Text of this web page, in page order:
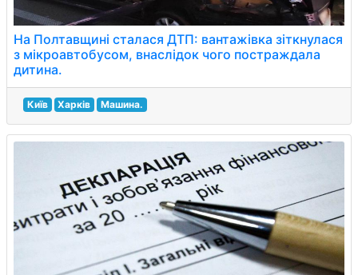
На Полтавщині сталася ДТП: вантажівка зіткнулася
з мікроавтобусом, внаслідок чого постраждала
дитина.
Київ Харків Машина.